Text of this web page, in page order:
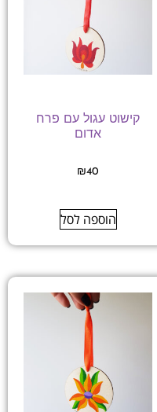
קישוט עגול עם פרח
אדום
₪40
הוספה לסל